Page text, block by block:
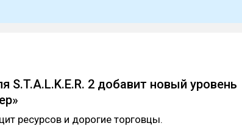
S.T.A.L.K.E.R. 2 добавит новый уровень
ресурсов и дорогие торговцы.